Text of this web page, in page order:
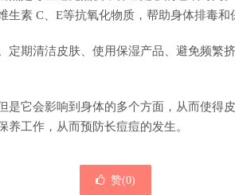
素 C、E等抗氧化物质，帮助身体排毒和
定期清洁皮肤、使用保湿产品、避免频繁
是它会影响到身体的多个方面，从而使得
工作，从而预防长痘痘的发生。
赞(0)